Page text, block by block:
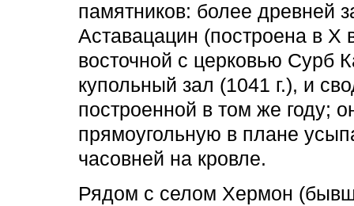
памятников: более древней
Аставацацин (построена в
восточной с церковью Сурб
купольный зал (1041 г.), и
построенной в том же году;
прямоугольную в плане
часовней на кровле.
Рядом с селом Хермон